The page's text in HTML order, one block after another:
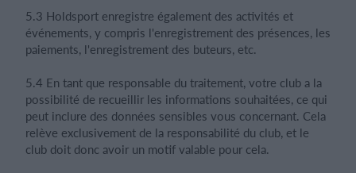
5.3 Holdsport enregistre également des activités et
événements, y compris l'enregistrement des présences, les
paiements, l'enregistrement des buteurs, etc.
5.4 En tant que responsable du traitement, votre club a la
possibilité de recueillir les informations souhaitées, ce qui
peut inclure des données sensibles vous concernant. Cela
relève exclusivement de la responsabilité du club, et le
club doit donc avoir un motif valable pour cela.